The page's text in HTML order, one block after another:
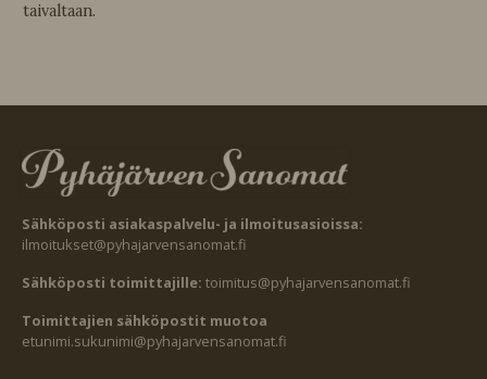
taivaltaan.
Sähköposti asiakaspalvelu- ja ilmoitusasioissa:
ilmoitukset@pyhajarvensanomat.fi
Sähköposti toimittajille: toimitus@pyhajarvensanomat.fi
Toimittajien sähköpostit muotoa
etunimi.sukunimi@pyhajarvensanomat.fi